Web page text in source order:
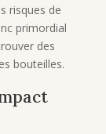
risques de
primordial
des
bouteilles.